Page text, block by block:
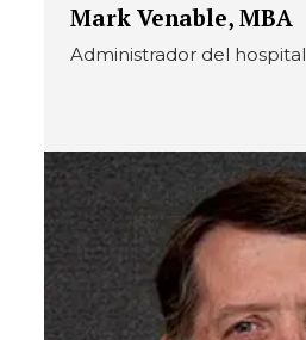
Mark Venable, MBA
Administrador del hospital